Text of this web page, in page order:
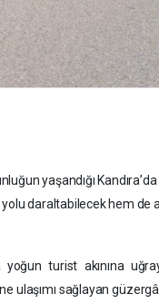
yaşandığı Kandıra’da
daraltabilecek hem de
turist akınına
ulaşımı sağlayan